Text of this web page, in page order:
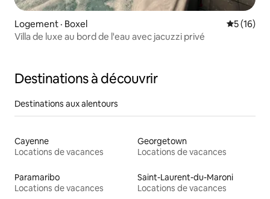
Logement · Boxel Note
5 (16)
Villa de luxe au bord de l'eau avec jacuzzi privé
Destinations à découvrir
Destinations aux alentours
Cayenne
Locations de vacances
Georgetown
Locations de vacances
Paramaribo
Locations de vacances
Saint-Laurent-du-Maroni
Locations de vacances